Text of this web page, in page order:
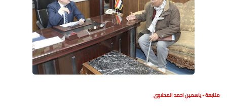
متابعة - ياسمين احمد المحلاوى